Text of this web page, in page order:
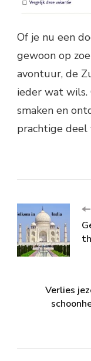
Of je nu een
gewoon op
avontuur, de
ieder wat wils.
smaken en
prachtige deel
Verlies